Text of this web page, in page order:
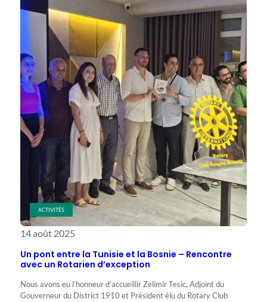
:
partenariat
interclubs
en
action
ACTIVITÉS
14 août 2025
Un pont entre la Tunisie et la Bosnie – Rencontre
avec un Rotarien d’exception
Nous avons eu l’honneur d’accueillir Zelimir Tesic, Adjoint du
Gouverneur du District 1910 et Président élu du Rotary Club